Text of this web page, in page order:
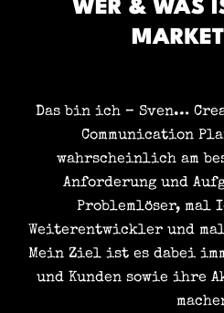
WER & WAS
Das bin ich – Sven…
Communication
wahrscheinlich am
Anforderung und
Problemlöser, mal
Weiterentwickler und
Mein Ziel ist es dabei
und Kunden sowie ihre